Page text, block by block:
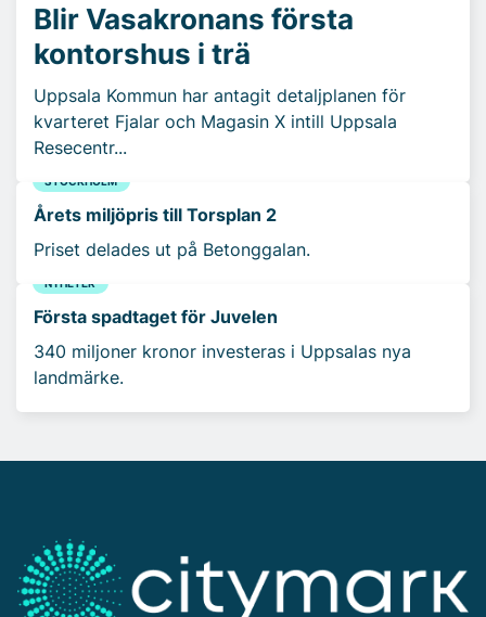
Blir Vasakronans första
kontorshus i trä
Uppsala Kommun har antagit detaljplanen för
kvarteret Fjalar och Magasin X intill Uppsala
Resecentr...
STOCKHOLM
Årets miljöpris till Torsplan 2
Priset delades ut på Betonggalan.
NYHETER
Första spadtaget för Juvelen
340 miljoner kronor investeras i Uppsalas nya
landmärke.